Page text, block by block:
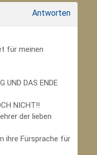
Antworten
für meinen
UND DAS ENDE
NICHT!!
der lieben
ihre Fürsprache für